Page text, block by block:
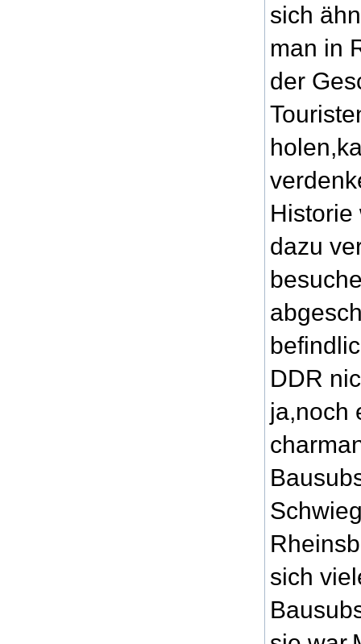
sich
man in
der
Historie
dazu
DDR
ja,noch
sich